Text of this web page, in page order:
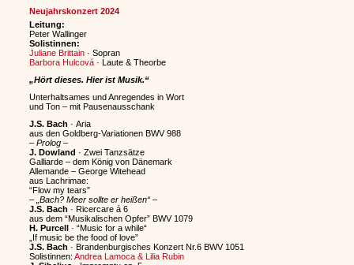
Neujahrskonzert 2024
Leitung:
Peter Wallinger
Solistinnen:
Juliane Brittain· Sopran
Barbora Hulcová · Laute & Theorbe
„Hört dieses. Hier ist Musik.“
Unterhaltsames und Anregendes in Wort
und Ton – mit Pausenausschank
J.S. Bach · Aria
aus den Goldberg-Variationen BWV 988
– Prolog–
J. Dowland · Zwei Tanzsätze
Galliarde – dem König von Dänemark
Allemande – George Witehead
aus Lachrimae:
“Flow my tears”
– „Bach? Meer sollte er heißen“–
J.S. Bach · Ricercare á 6
aus dem “Musikalischen Opfer” BWV 1079
H. Purcell· “Music for a while“
„If music be the food of love”
J.S. Bach · Brandenburgisches Konzert Nr.6 BWV 1051
Solistinnen: Andrea Lamoca & Lilia Rubin